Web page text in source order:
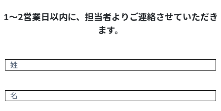
1～2営業日以内に、担当者よりご連絡させていただき
ます。